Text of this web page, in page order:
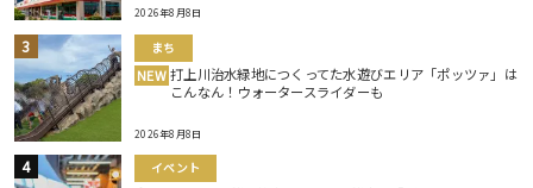
2026年8月8日
まち
NEW 打上川治水緑地につくってた水遊びエリア「ポッツァ」は
こんなん！ウォータースライダーも
2026年8月8日
イベント